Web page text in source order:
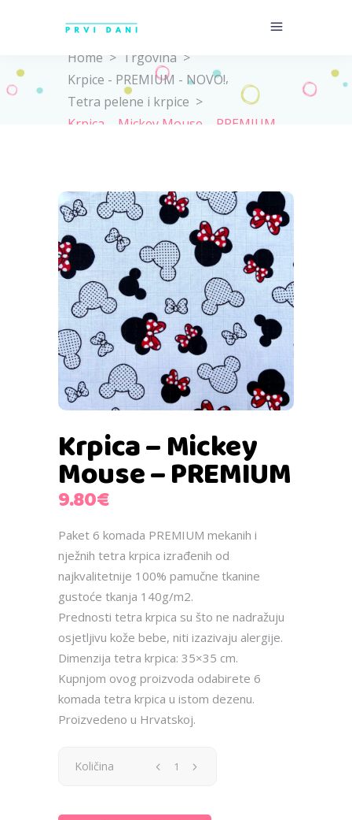
Home > Trgovina >
Krpice - PREMIUM - NOVO!,
Tetra pelene i krpice >
Krpica – Mickey Mouse – PREMIUM
Krpica – Mickey
Mouse – PREMIUM
9.80€
Paket 6 komada PREMIUM mekanih i
nježnih tetra krpica izrađenih od
najkvalitetnije 100% pamučne tkanine
gustoće tkanja 140g/m2.
Prednosti tetra krpica su što ne nadražuju
osjetljivu kože bebe, niti izazivaju alergije.
Dimenzija tetra krpica: 35×35 cm.
Kupnjom ovog proizvoda odabirete 6
komada tetra krpica u istom dezenu.
Proizvedeno u Hrvatskoj.
Krpica
Količina